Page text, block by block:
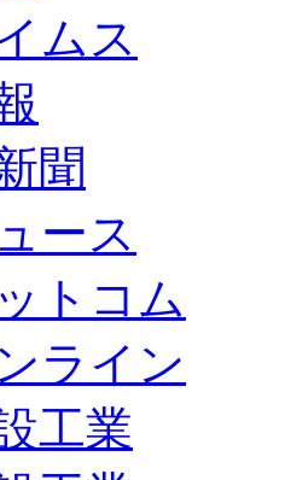
ムス
聞
ース
トコム
ライン
工業